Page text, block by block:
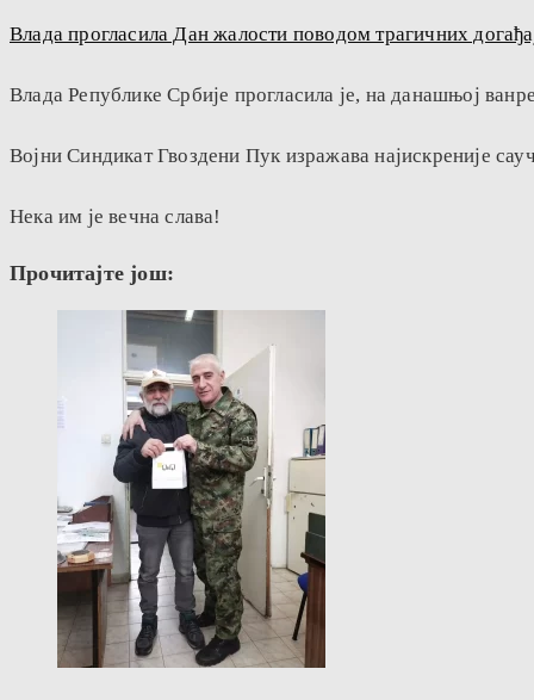
Влада прогласила Дан жалости поводом трагичних
Влада Републике Србије прогласила је, на данашњој
Војни Синдикат Гвоздени Пук изражава најискреније
Нека им је вечна слава!
Прочитајте још: